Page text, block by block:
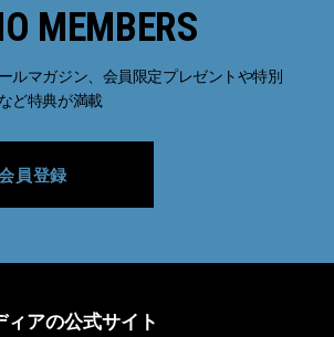
MEMBERS
ルマガジン、会員限定プレゼントや特別
ど特典が満載
員登録
アの公式サイト